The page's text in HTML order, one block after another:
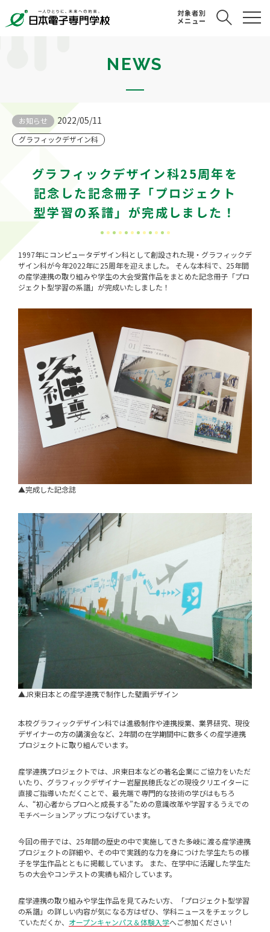
対象者別
メニュー
NEWS
お知らせ 2022/05/11
グラフィックデザイン科
グラフィックデザイン科25周年を
記念した記念冊子「プロジェクト
型学習の系譜」が完成しました！
1997年にコンピュータデザイン科として創設された現・グラフィックデ
ザイン科が今年2022年に25周年を迎えました。 そんな本科で、25年間
の産学連携の取り組みや学生の大会受賞作品をまとめた記念冊子「プロ
ジェクト型学習の系譜」が完成いたしました！
▲完成した記念誌
▲JR東日本との産学連携で制作した壁画デザイン
本校グラフィックデザイン科では進級制作や連携授業、業界研究、現役
デザイナーの方の講演会など、2年間の在学期間中に数多くの産学連携
プロジェクトに取り組んでいます。
産学連携プロジェクトでは、JR東日本などの著名企業にご協力をいただ
いたり、グラフィックデザイナー岩屋民穂氏などの現役クリエイターに
直接ご指導いただくことで、最先端で専門的な技術の学びはもちろ
ん、“初心者からプロへと成長する”ための意識改革や学習するうえでの
モチベーションアップにつなげています。
今回の冊子では、25年間の歴史の中で実施してきた多岐に渡る産学連携
プロジェクトの詳細や、その中で実践的な力を身につけた学生たちの様
子を学生作品とともに掲載しています。 また、在学中に活躍した学生た
ちの大会やコンテストの実績も紹介しています。
産学連携の取り組みや学生作品を見てみたい方、「プロジェクト型学習
の系譜」の詳しい内容が気になる方はぜひ、学科ニュースをチェックし
ていただくか、 オープンキャンパス＆体験入学へご参加ください！